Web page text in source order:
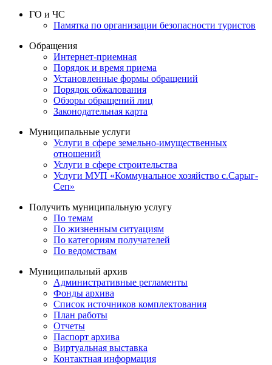
ГО и ЧС
Памятка по организации безопасности туристов
Обращения
Интернет-приемная
Порядок и время приема
Установленные формы обращений
Порядок обжалования
Обзоры обращений лиц
Законодательная карта
Муниципальные услуги
Услуги в сфере земельно-имущественных
отношений
Услуги в сфере строительства
Услуги МУП «Коммунальное хозяйство с.Сарыг-
Сеп»
Получить муниципальную услугу
По темам
По жизненным ситуациям
По категориям получателей
По ведомствам
Муниципальный архив
Административные регламенты
Фонды архива
Список источников комплектования
План работы
Отчеты
Паспорт архива
Виртуальная выставка
Контактная информация